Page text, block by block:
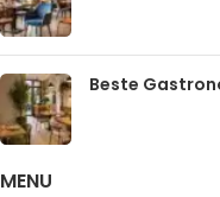
Beste
MENU